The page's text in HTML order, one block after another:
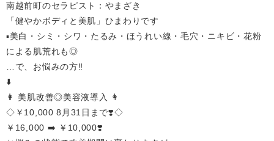
南越前町のセラピスト：やまざき
「健やかボディと美肌」ひまわりです
▪️美白・シミ・シワ・たるみ・ほうれい線・毛穴・ニキビ・花粉
による肌荒れも◎
…で、お悩みの方‼️
⬇️
👩 美肌改善◎美容液導入 👩
◇￥10,000 8月31日まで❣️◇
￥16,000 ➡️ ￥10,000❣️